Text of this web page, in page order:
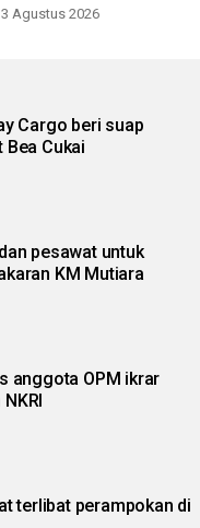
Agustus 2026
Cargo beri suap
Bea Cukai
pesawat untuk
KM Mutiara
anggota OPM ikrar
terlibat perampokan di